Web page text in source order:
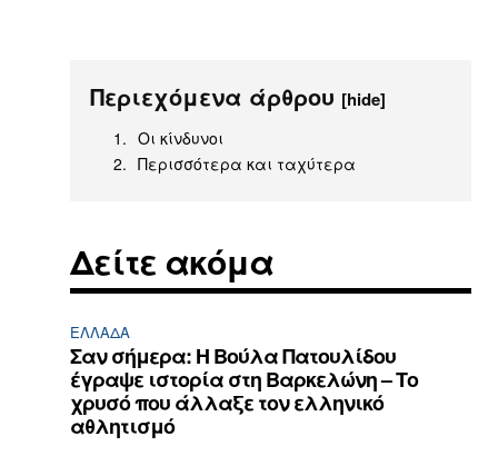
Περιεχόμενα άρθρου [hide]
Οι κίνδυνοι
Περισσότερα και ταχύτερα
Δείτε ακόμα
ΕΛΛΆΔΑ
Σαν σήμερα: Η Βούλα Πατουλίδου
έγραψε ιστορία στη Βαρκελώνη – Το
χρυσό που άλλαξε τον ελληνικό
αθλητισμό